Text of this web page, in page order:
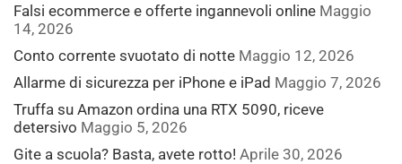
Falsi ecommerce e offerte ingannevoli online Maggio
14, 2026
Conto corrente svuotato di notte Maggio 12, 2026
Allarme di sicurezza per iPhone e iPad Maggio 7, 2026
Truffa su Amazon ordina una RTX 5090, riceve
detersivo Maggio 5, 2026
Gite a scuola? Basta, avete rotto! Aprile 30, 2026